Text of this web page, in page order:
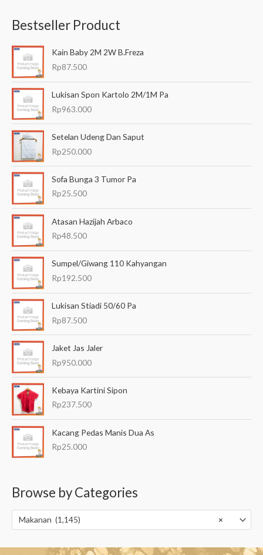
c
a
u
n
u
Bestseller Product
Kain Baby 2M 2W B.Freza
Rp87.500
Lukisan Spon Kartolo 2M/1M Pa
Rp963.000
Setelan Udeng Dan Saput
Rp250.000
Sofa Bunga 3 Tumor Pa
Rp25.500
Atasan Hazijah Arbaco
Rp48.500
Sumpel/Giwang 110 Kahyangan
Rp192.500
Lukisan Stiadi 50/60 Pa
Rp87.500
Jaket Jas Jaler
Rp950.000
Kebaya Kartini Sipon
Rp237.500
Kacang Pedas Manis Dua As
Rp25.000
Browse by Categories
×
Makanan (1,145)